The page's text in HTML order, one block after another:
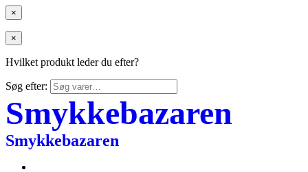
×
×
Hvilket produkt leder du efter?
Søg efter:
Smykkebazaren
Smykkebazaren